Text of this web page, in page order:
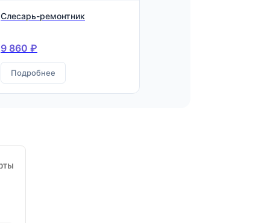
Слесарь-ремонтник
9 860 ₽
Подробнее